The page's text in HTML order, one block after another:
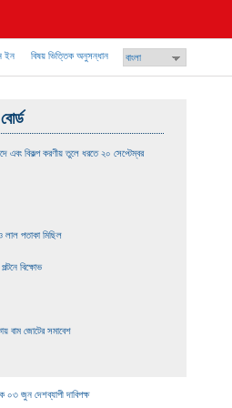
towards socialism
ইন বিষয় ভিত্তিক অনুসন্ধান
এবং বিকল্প করণীয় তুলে ধরতে ২০ সেপ্টেম্বর
লাল পতাকা মিছিল
বিক্ষোভ
বাম জোটের সমাবেশ
০৩ জুন দেশব্যাপী দাবিপক্ষ